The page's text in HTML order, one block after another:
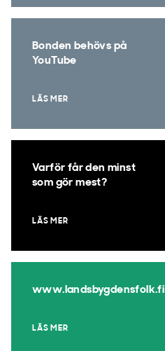
Bonden behövs på
YouTube
LÄS MER
Varför får den minst
som gör mest?
LÄS MER
www.landsbygdensfolk.fi
LÄS MER